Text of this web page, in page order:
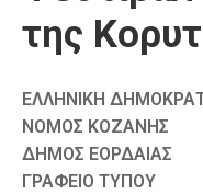
της
ΕΛΛΗΝΙΚΗ
ΝΟΜΟΣ ΚΟΖΑΝΗΣ
ΔΗΜΟΣ ΕΟΡΔΑΙΑΣ
ΓΡΑΦΕΙΟ ΤΥΠΟΥ